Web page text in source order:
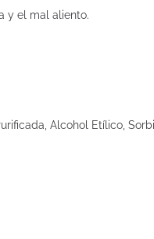
y el mal aliento.
Alcohol Etílico,